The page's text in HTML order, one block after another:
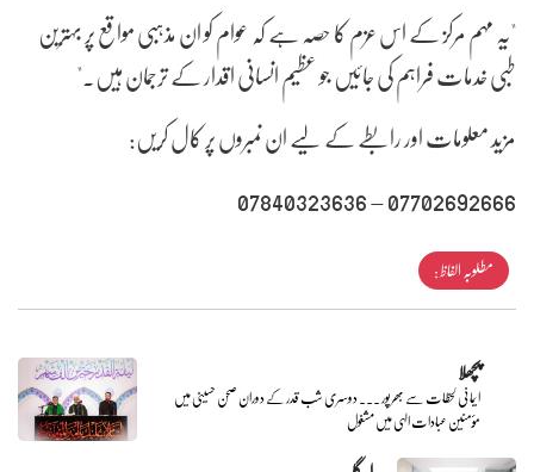
"یہ مہم مرکز کے اس عزم کا حصہ ہے کہ عوام کو ان مذہبی مواقع پر بہترین
طبی خدمات فراہم کی جائیں جو عظیم انسانی اقدار کے ترجمان ہیں۔"
مزید معلومات اور رابطے کے لیے ان نمبروں پر کال کریں:
07702692666 – 07840323636
مطلوبہ الفاظ :
پچھلا
ایمانی لحظات سے بھرپور ۔۔۔ دوسری شب قدر کے دوران صحن حسینی میں
مؤمنین عبادات الہی میں مشغول